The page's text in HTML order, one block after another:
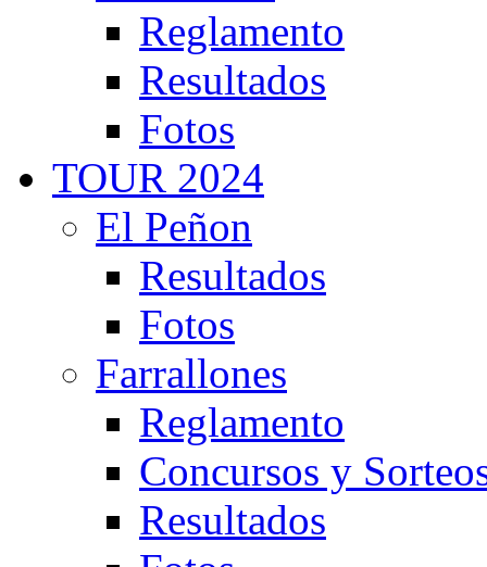
Reglamento
Resultados
Fotos
TOUR 2024
El Peñon
Resultados
Fotos
Farrallones
Reglamento
Concursos y
Resultados